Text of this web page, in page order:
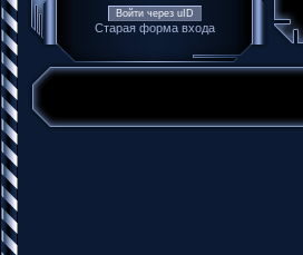
Войти через uID
Старая форма входа